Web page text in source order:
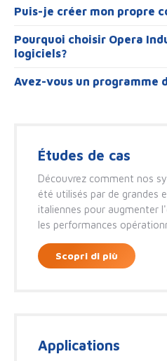
Puis-je créer mon propre
Pourquoi choisir Opera
logiciels?
Avez-vous un programme
Études de cas
Découvrez comment nos
été utilisés par de grandes
italiennes pour augmenter
les performances
Scopri di più
Applications